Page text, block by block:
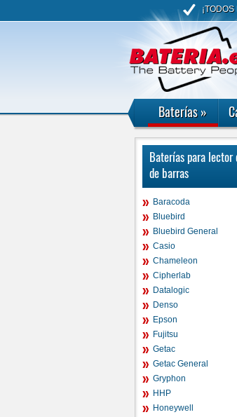
Baterías»
Baterías para lector
de barras
Baracoda
Bluebird
Bluebird General
Casio
Chameleon
Cipherlab
Datalogic
Denso
Epson
Fujitsu
Getac
Getac General
Gryphon
HHP
Honeywell